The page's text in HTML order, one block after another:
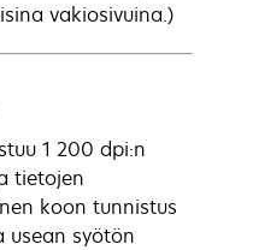
vakiosivuina.)
1 200 dpi:n
tietojen
koon tunnistus
usean syötön